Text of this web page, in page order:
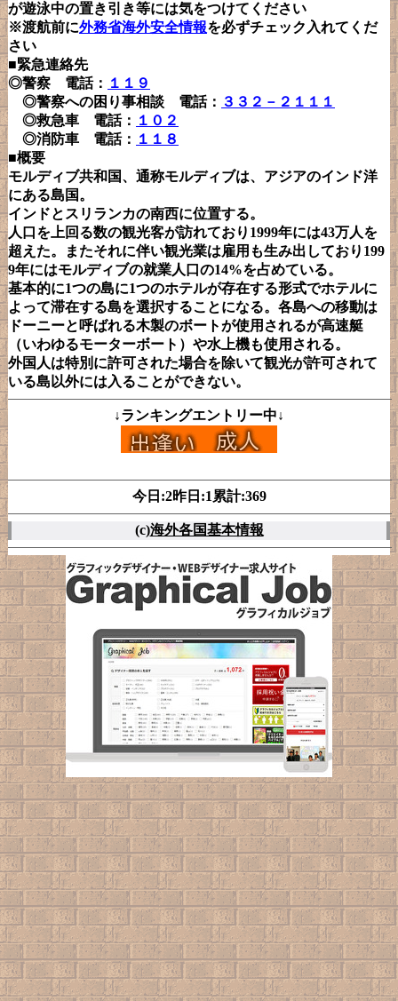
が遊泳中の置き引き等には気をつけてください
※渡航前に外務省海外安全情報を必ずチェック入れてくだ
さい
■緊急連絡先
◎警察 電話： １１９
◎警察への困り事相談 電話： ３３２－２１１１
◎救急車 電話： １０２
◎消防車 電話： １１８
■概要
モルディブ共和国、通称モルディブは、アジアのインド洋
にある島国。
インドとスリランカの南西に位置する。
人口を上回る数の観光客が訪れており1999年には43万人を
超えた。またそれに伴い観光業は雇用も生み出しており199
9年にはモルディブの就業人口の14%を占めている。
基本的に1つの島に1つのホテルが存在する形式でホテルに
よって滞在する島を選択することになる。各島への移動は
ドーニーと呼ばれる木製のボートが使用されるが高速艇
（いわゆるモーターボート）や水上機も使用される。
外国人は特別に許可された場合を除いて観光が許可されて
いる島以外には入ることができない。
↓ランキングエントリー中↓
今日:2昨日:1累計:369
(c)海外各国基本情報